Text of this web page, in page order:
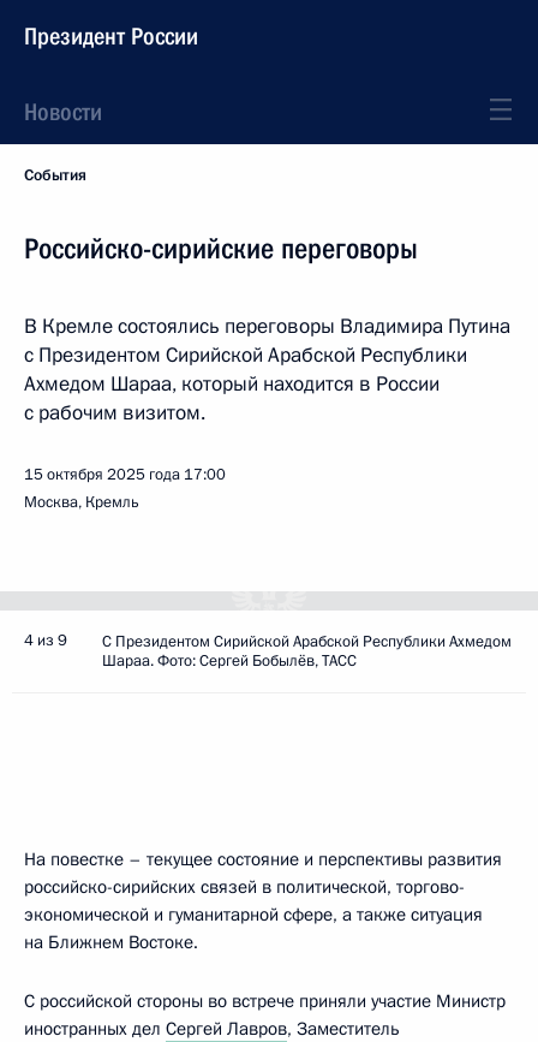
Президент России
Новости
События
Российско-сирийские переговоры
В Кремле состоялись переговоры Владимира Путина
с Президентом Сирийской Арабской Республики
Ахмедом Шараа, который находится в России
с рабочим визитом.
15 октября 2025 года 17:00
Москва, Кремль
4 из 9
С Президентом Сирийской Арабской Республики Ахмедом
Шараа. Фото: Сергей Бобылёв, ТАСС
На повестке – текущее состояние и перспективы развития
российско-сирийских связей в политической, торгово-
экономической и гуманитарной сфере, а также ситуация
на Ближнем Востоке.
С российской стороны во встрече приняли участие Министр
иностранных дел Сергей Лавров, Заместитель